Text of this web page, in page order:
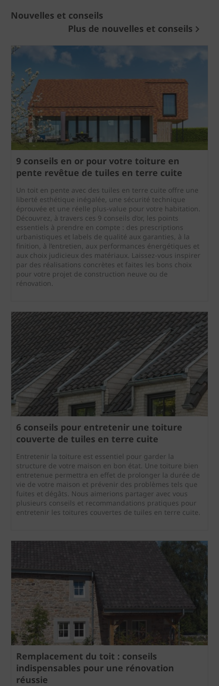
Nouvelles et conseils
Plus de nouvelles et conseils
9 conseils en or pour votre toiture en
pente revêtue de tuiles en terre cuite
Un toit en pente avec des tuiles en terre cuite offre une
liberté esthétique inégalée, une sécurité technique
éprouvée et une réelle plus-value pour votre habitation.
Découvrez, à travers ces 9 conseils d’or, les points
essentiels à prendre en compte : des prescriptions
urbanistiques et labels de qualité aux garanties, à la
finition, à l’entretien, aux performances énergétiques et
aux choix judicieux des matériaux. Laissez-vous inspirer
par des réalisations concrètes et faites les bons choix
pour votre projet de construction neuve ou de
rénovation.
6 conseils pour entretenir une toiture
couverte de tuiles en terre cuite
Entretenir la toiture est essentiel pour garder la
structure de votre maison en bon état. Une toiture bien
entretenue permettra en effet de prolonger la durée de
vie de votre maison et prévenir des problèmes tels que
fuites et dégâts. Nous aimerions partager avec vous
plusieurs conseils et recommandations pratiques pour
entretenir les toitures couvertes de tuiles en terre cuite.
Remplacement du toit : conseils
indispensables pour une rénovation
réussie